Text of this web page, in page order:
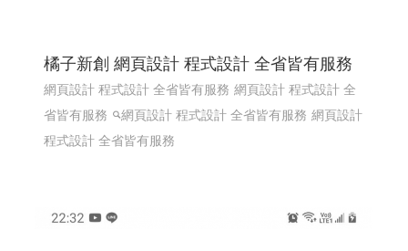
橘子新創 網頁設計 程式設計 全省皆有服務
網頁設計 程式設計 全省皆有服務 網頁設計 程式設計 全
省皆有服務
網頁設計 程式設計 全省皆有服務 網頁設計
程式設計 全省皆有服務